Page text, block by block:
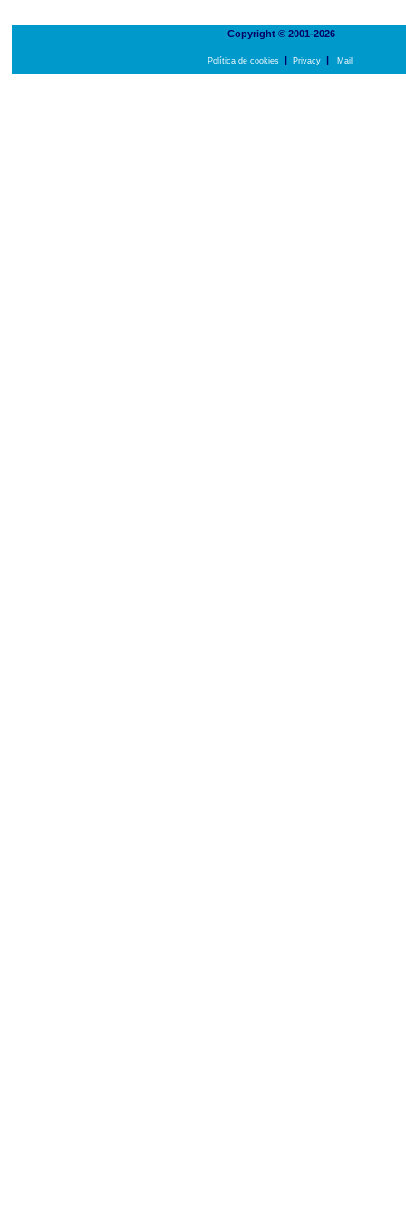
Copyright © 2001-2026
Política de cookies| Privacy| Mail